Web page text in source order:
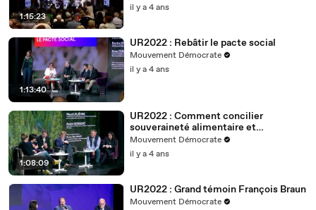
1:15:23
il y a 4 ans
1:13:40
UR2022 : Rebâtir le pacte social
Mouvement Démocrate
il y a 4 ans
1:08:09
UR2022 : Comment concilier
souveraineté alimentaire et
changement climatique ?
Mouvement Démocrate
il y a 4 ans
UR2022 : Grand témoin François Braun
Mouvement Démocrate